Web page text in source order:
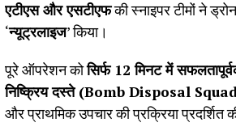
एटीएस और एसटीएफकी स्नाइपर टीमों ने
‘न्यूट्रलाइज’ किया।
पूरे ऑपरेशन कोसिर्फ 12 मिनट में
निष्क्रिय दस्ते (Bomb Disposal
और प्राथमिक उपचार की प्रक्रिया प्रदर्शित